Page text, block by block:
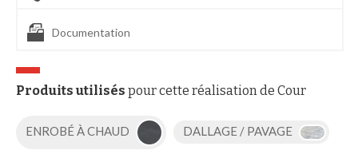
Documentation
Produits utilisés pour cette réalisation de Cour
ENROBÉ À CHAUD DALLAGE / PAVAGE